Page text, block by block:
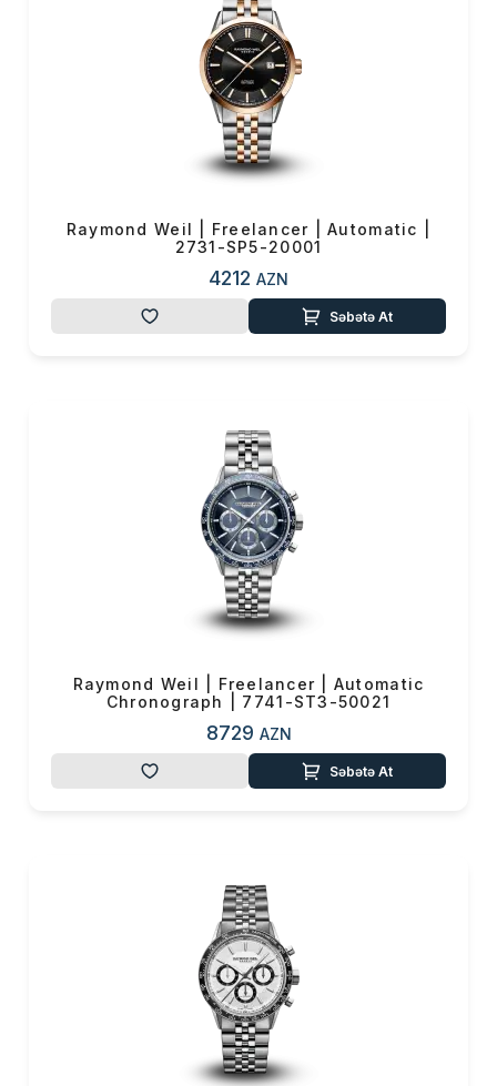
Raymond Weil | Freelancer | Automatic |
2731-SP5-20001
4212 AZN
Səbətə At
Raymond Weil | Freelancer | Automatic
Chronograph | 7741-ST3-50021
8729 AZN
Səbətə At